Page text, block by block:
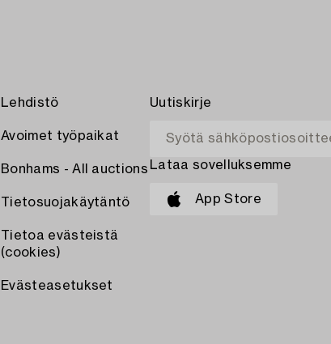
Lehdistö
Avoimet työpaikat
Bonhams - All auctions
Tietosuojakäytäntö
Tietoa evästeistä
(cookies)
Evästeasetukset
Uutiskirje
Lataa sovelluksemme
App Store